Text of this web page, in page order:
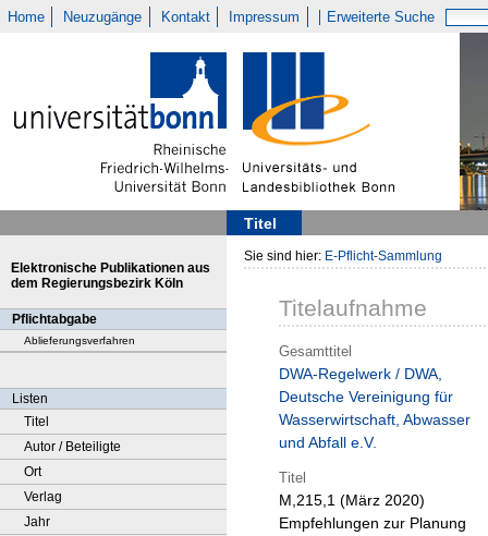
Home Neuzugänge Kontakt Impressum Erweiterte Suche
Titel
Elektronische Publikationen aus
dem Regierungsbezirk Köln
Pflichtabgabe
Ablieferungsverfahren
Listen
Titel
Autor / Beteiligte
Ort
Verlag
Jahr
Sie sind hier: E-Pflicht-Sammlung
Titelaufnahme
Gesamttitel
DWA-Regelwerk / DWA,
Deutsche Vereinigung für
Wasserwirtschaft, Abwasser
und Abfall e.V.
Titel
M,215,1 (März 2020)
Empfehlungen zur Planung